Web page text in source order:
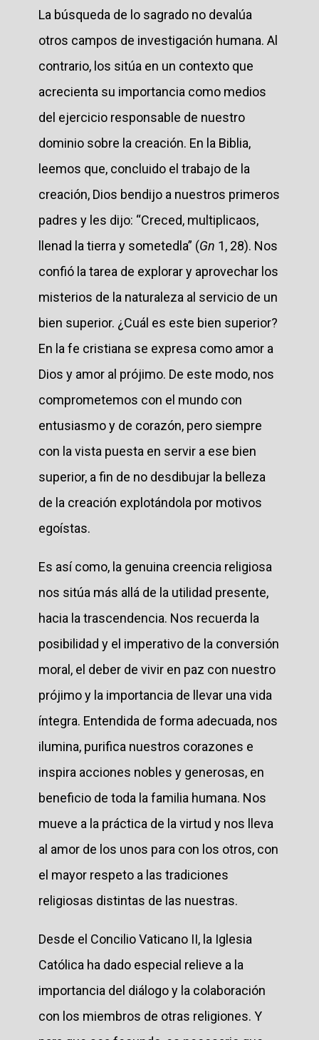
La búsqueda de lo sagrado no devalúa
otros campos de investigación humana. Al
contrario, los sitúa en un contexto que
acrecienta su importancia como medios
del ejercicio responsable de nuestro
dominio sobre la creación. En la Biblia,
leemos que, concluido el trabajo de la
creación, Dios bendijo a nuestros primeros
padres y les dijo: “Creced, multiplicaos,
llenad la tierra y sometedla” (Gn 1, 28). Nos
confió la tarea de explorar y aprovechar los
misterios de la naturaleza al servicio de un
bien superior. ¿Cuál es este bien superior?
En la fe cristiana se expresa como amor a
Dios y amor al prójimo. De este modo, nos
comprometemos con el mundo con
entusiasmo y de corazón, pero siempre
con la vista puesta en servir a ese bien
superior, a fin de no desdibujar la belleza
de la creación explotándola por motivos
egoístas.
Es así como, la genuina creencia religiosa
nos sitúa más allá de la utilidad presente,
hacia la trascendencia. Nos recuerda la
posibilidad y el imperativo de la conversión
moral, el deber de vivir en paz con nuestro
prójimo y la importancia de llevar una vida
íntegra. Entendida de forma adecuada, nos
ilumina, purifica nuestros corazones e
inspira acciones nobles y generosas, en
beneficio de toda la familia humana. Nos
mueve a la práctica de la virtud y nos lleva
al amor de los unos para con los otros, con
el mayor respeto a las tradiciones
religiosas distintas de las nuestras.
Desde el Concilio Vaticano II, la Iglesia
Católica ha dado especial relieve a la
importancia del diálogo y la colaboración
con los miembros de otras religiones. Y